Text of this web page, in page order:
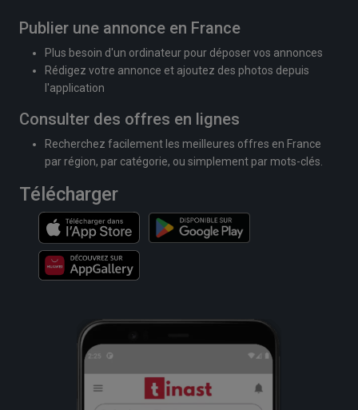
Publier une annonce en France
Plus besoin d'un ordinateur pour déposer vos annonces
Rédigez votre annonce et ajoutez des photos depuis
l'application
Consulter des offres en lignes
Recherchez facilement les meilleures offres en France
par région, par catégorie, ou simplement par mots-clés.
Télécharger